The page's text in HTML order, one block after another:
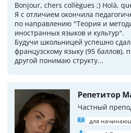
Bonjour, chers collègues ;) Holà,
Я с отличием окончила
по направлению "Теория и
иностранных языков и культур".
Будучи школьницей успешно
французскому языку (95 баллов),
другой понимаю структу...
Репетитор
Частный
для